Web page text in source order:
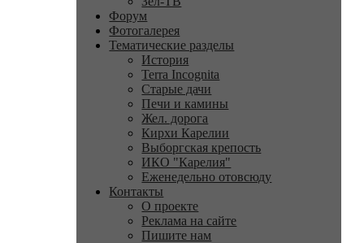
Форум
Фотогалерея
Тематические разделы
История
Terra Incognita
Старые дачи
Печи и камины
Жел. дорога
Кирхи Карелии
Выборгская крепость
ИКО "Карелия"
Еженедельно отовсюду
Контакты
О проекте
Реклама на сайте
Пишите нам